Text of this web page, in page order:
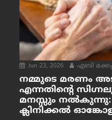
Jun 23, 2026 എബി
നമ്മുടെ മരണം
എന്നതിന്റെ
മനസ്സും
ക്ലിനിക്കല്‍